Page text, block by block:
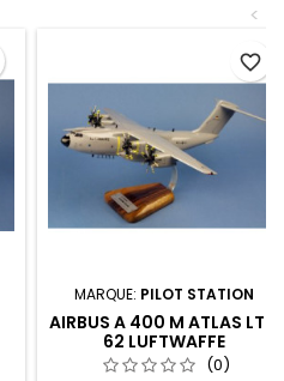
<
MARQUE: PILOT STATION
AIRBUS A 400 M ATLAS LTG
62 LUFTWAFFE
(0)
favorite_border